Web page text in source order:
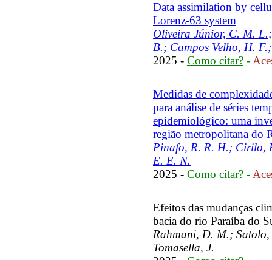
Data assimilation by
Lorenz-63 system
Oliveira Júnior, C. M.
B.; Campos Velho, H.
2025 - Como citar? -
Medidas de
para análise de séries
epidemiológico: uma
região metropolitana do
Pinafo, R. R. H.; Cirilo,
E. E. N.
2025 - Como citar? -
Efeitos das mudanças
bacia do rio Paraíba do
Rahmani, D. M.;
Tomasella, J.